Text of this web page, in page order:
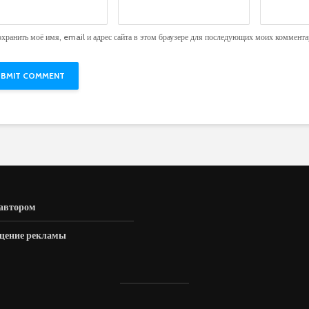
моё имя, email и адрес сайта в этом браузере для последующих моих
рекламы